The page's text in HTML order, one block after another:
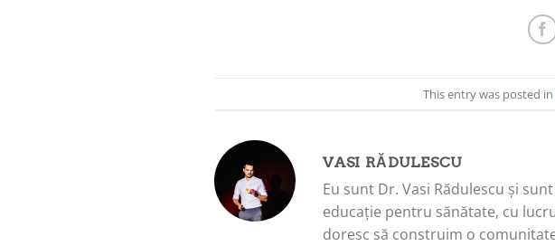
This entry was posted in
VASI RĂDULESCU
Eu sunt Dr. Vasi Rădulescu și
educație pentru sănătate, cu
doresc să construim o